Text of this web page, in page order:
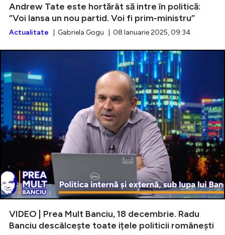
Andrew Tate este hortărât să intre în politică:
”Voi lansa un nou partid. Voi fi prim-ministru”
Actualitate | Gabriela Gogu | 08 Ianuarie 2025, 09:34
VIDEO | Prea Mult Banciu, 18 decembrie. Radu
Banciu descâlcește toate ițele politicii românești